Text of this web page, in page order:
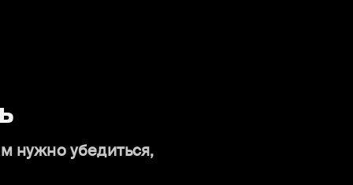
нужно убедиться,